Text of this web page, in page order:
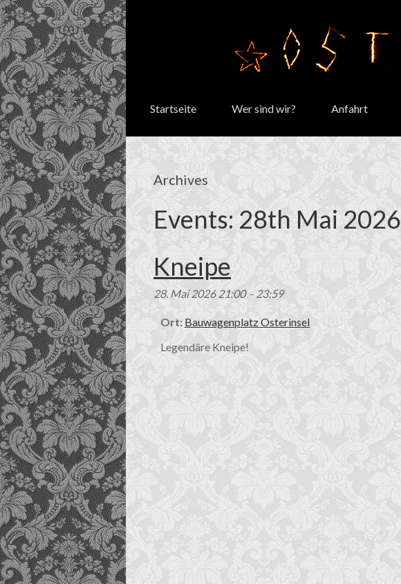
Startseite Wer sind wir? Anfahrt
Archives
Events: 28th Mai 2026
Kneipe
28. Mai 2026 21:00– 23:59
Ort: Bauwagenplatz Osterinsel
Legendäre Kneipe!